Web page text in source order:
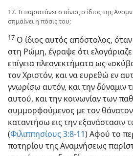
17. Τι παριστάνει ο οίνος ο ίδιος της
σημαίνει η πόσις του;
17 Ο ίδιος αυτός απόστολος,
στη Ρώμη, έγραψε ότι ελογάριαζε
επίγεια πλεονεκτήματα ως
τον Χριστόν, και να ευρεθώ εν
γνωρίσω αυτόν, και την δύναμιν
αυτού, και την κοινωνίαν των
συμμορφούμενος με τον
καταντήσω εις την εξανάστασιν
(Φιλιππησίους 3:8-11) Αφού το
ποτηρίου της Αναμνήσεως